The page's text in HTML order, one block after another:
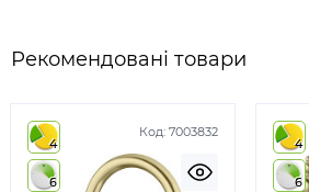
Рекомендовані товари
Код: 7003832
4
6
4
6